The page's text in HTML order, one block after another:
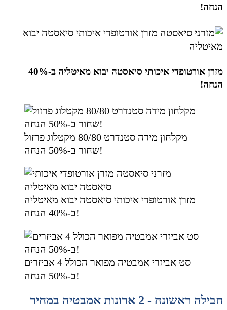
הנחה!
מזרן אורטופדי איכותי סיאסטה יבוא מאיטליה ב-40%
הנחה!
מקלחון מידה סטנדרט 80/80 מקטלוג פרזול
שחור ב-50% הנחה!
מזרן אורטופדי איכותי סיאסטה יבוא מאיטליה
ב-40% הנחה!
סט אביזרי אמבטיה מפואר הכולל 4 אביזרים
ב-50% הנחה!
חבילה ראשונה - 2 ארונות אמבטיה במחיר